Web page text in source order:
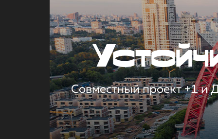
Совместный проект +1 и